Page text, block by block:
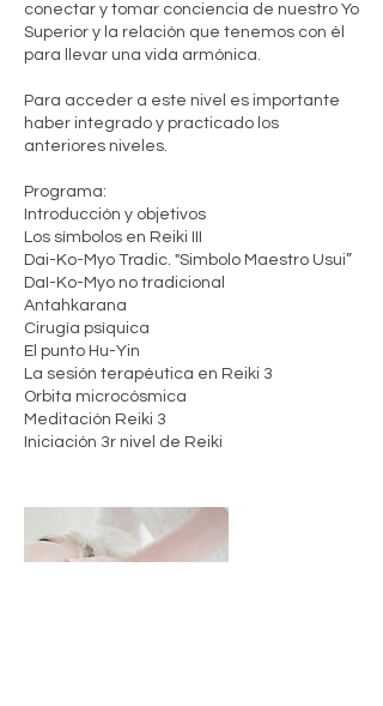
conectar y tomar conciencia de nuestro Yo
Superior y la relación que tenemos con él
para llevar una vida armónica.
Para acceder a este nivel es importante
haber integrado y practicado los
anteriores niveles.
Programa:
Introducción y objetivos
Los símbolos en Reiki III
Dai-Ko-Myo Tradic. "Simbolo Maestro Usui”
DaI-Ko-Myo no tradicional
Antahkarana
Cirugía psíquica
El punto Hu-Yin
La sesión terapéutica en Reiki 3
Orbita microcósmica
Meditación Reiki 3